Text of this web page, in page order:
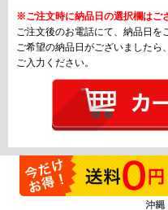
※ご注文時に納品日の選択欄はご
ご注文後のお電話にて、納品日を
ご希望の納品日がございましたら
ご入力ください。